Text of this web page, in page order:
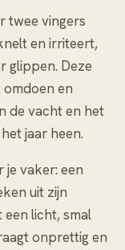
twee vingers
en irriteert,
glippen. Deze
en
de vacht en het
jaar heen.
vaker: een
uit zijn
licht, smal
onprettig en